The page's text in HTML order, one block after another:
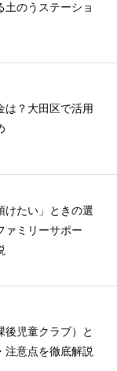
土のうステーショ
は？大田区で活用
けたい」ときの選
ァミリーサポー
後児童クラブ）と
注意点を徹底解説